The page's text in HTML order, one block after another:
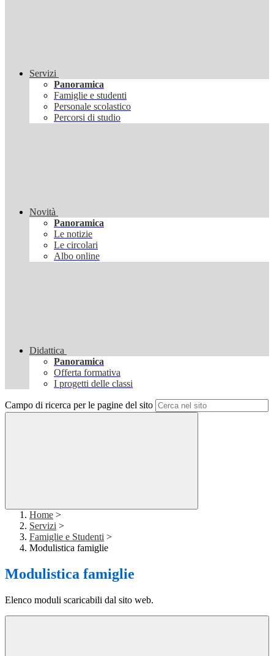
Servizi
Panoramica
Famiglie e studenti
Personale scolastico
Percorsi di studio
Novità
Panoramica
Le notizie
Le circolari
Albo online
Didattica
Panoramica
Offerta formativa
I progetti delle classi
Campo di ricerca per le pagine del sito
Home >
Servizi >
Famiglie e Studenti >
Modulistica famiglie
Modulistica famiglie
Elenco moduli scaricabili dal sito web.